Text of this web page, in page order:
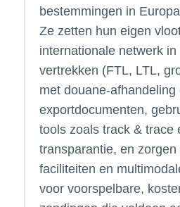
bestemmingen in
Ze zetten hun eigen
internationale netwerk
vertrekken (FTL, LTL,
met douane-afhandeling
exportdocumenten,
tools zoals track & trace
transparantie, en
faciliteiten en
voor voorspelbare,